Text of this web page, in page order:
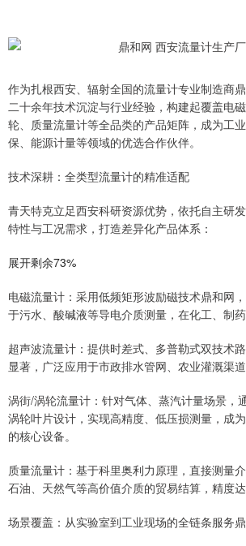
作为扎根西安、辐射全国的流量计专业制造商
二十余年技术沉淀与行业经验，构建起覆盖电
轮、质量流量计等全品类的产品矩阵，成为工
保、能源计量等领域的优选合作伙伴。
技术深耕：全类型流量计的精准适配
青天特克立足西安科研资源优势，依托自主研
特性与工况需求，打造差异化产品体系：
展开剩余73%
电磁流量计：采用低频矩形波励磁技术鼎和网
于污水、酸碱液等导电介质测量，在化工、制药
超声波流量计：提供时差式、多普勒式双技术
显著，广泛应用于市政排水管网、农业灌溉渠道
涡街/涡轮流量计：针对气体、蒸汽计量场景，
涡轮叶片设计，实现高精度、低压损测量，成
的核心设备。
质量流量计：基于科里奥利力原理，直接测量
石油、天然气等高价值介质的贸易结算，精度达
场景覆盖：从实验室到工业现场的全链条服务